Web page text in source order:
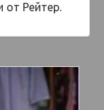
от Рейтер.